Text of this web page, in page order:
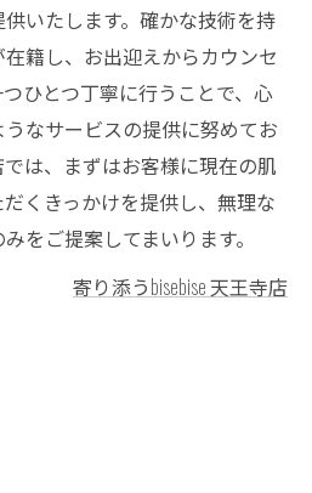
いたします。確かな技術を持
籍し、お出迎えからカウンセ
ひとつ丁寧に行うことで、心
なサービスの提供に努めてお
では、まずはお客様に現在の肌
くきっかけを提供し、無理な
をご提案してまいります。
寄り添うbisebise 天王寺店